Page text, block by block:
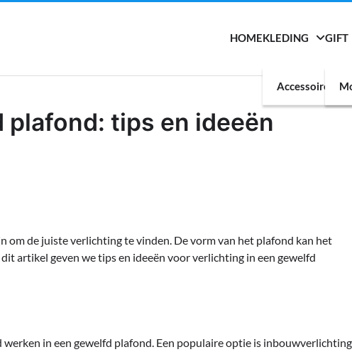
HOMEKLEDING
Accessoires
GIFT
tips en ideeën
om de juiste verlichting te vinden. De vorm van het plafond kan het
artikel geven we tips en ideeën voor verlichting in een gewelfd
in een gewelfd plafond. Een populaire optie is